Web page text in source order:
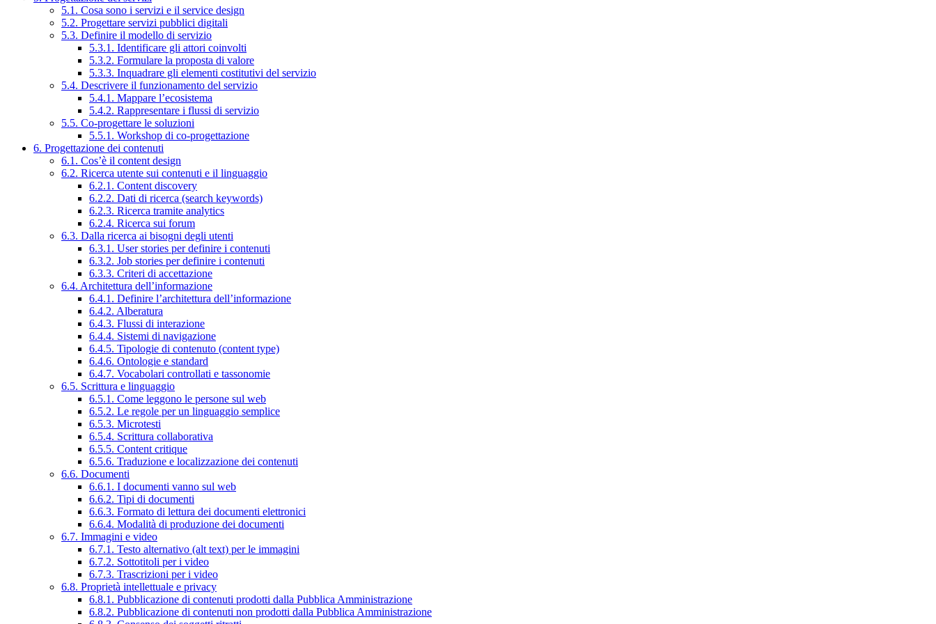
5.1. Cosa sono i servizi e il service design
5.2. Progettare servizi pubblici digitali
5.3. Definire il modello di servizio
5.3.1. Identificare gli attori coinvolti
5.3.2. Formulare la proposta di valore
5.3.3. Inquadrare gli elementi costitutivi del servizio
5.4. Descrivere il funzionamento del servizio
5.4.1. Mappare l’ecosistema
5.4.2. Rappresentare i flussi di servizio
5.5. Co-progettare le soluzioni
5.5.1. Workshop di co-progettazione
6. Progettazione dei contenuti
6.1. Cos’è il content design
6.2. Ricerca utente sui contenuti e il linguaggio
6.2.1. Content discovery
6.2.2. Dati di ricerca (search keywords)
6.2.3. Ricerca tramite analytics
6.2.4. Ricerca sui forum
6.3. Dalla ricerca ai bisogni degli utenti
6.3.1. User stories per definire i contenuti
6.3.2. Job stories per definire i contenuti
6.3.3. Criteri di accettazione
6.4. Architettura dell’informazione
6.4.1. Definire l’architettura dell’informazione
6.4.2. Alberatura
6.4.3. Flussi di interazione
6.4.4. Sistemi di navigazione
6.4.5. Tipologie di contenuto (content type)
6.4.6. Ontologie e standard
6.4.7. Vocabolari controllati e tassonomie
6.5. Scrittura e linguaggio
6.5.1. Come leggono le persone sul web
6.5.2. Le regole per un linguaggio semplice
6.5.3. Microtesti
6.5.4. Scrittura collaborativa
6.5.5. Content critique
6.5.6. Traduzione e localizzazione dei contenuti
6.6. Documenti
6.6.1. I documenti vanno sul web
6.6.2. Tipi di documenti
6.6.3. Formato di lettura dei documenti elettronici
6.6.4. Modalità di produzione dei documenti
6.7. Immagini e video
6.7.1. Testo alternativo (alt text) per le immagini
6.7.2. Sottotitoli per i video
6.7.3. Trascrizioni per i video
6.8. Proprietà intellettuale e privacy
6.8.1. Pubblicazione di contenuti prodotti dalla Pubblica Amministrazione
6.8.2. Pubblicazione di contenuti non prodotti dalla Pubblica Amministrazione